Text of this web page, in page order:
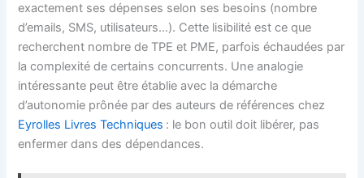
exactement ses dépenses selon ses besoins (nombre
d’emails, SMS, utilisateurs…). Cette lisibilité est ce que
recherchent nombre de TPE et PME, parfois échaudées par
la complexité de certains concurrents. Une analogie
intéressante peut être établie avec la démarche
d’autonomie prônée par des auteurs de références chez
Eyrolles Livres Techniques : le bon outil doit libérer, pas
enfermer dans des dépendances.